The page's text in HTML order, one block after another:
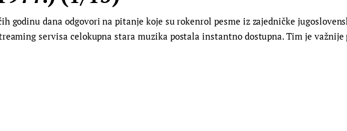
godinu dana odgovori na pitanje koje su rokenrol pesme iz zajedničke
servisa celokupna stara muzika postala instantno dostupna. Tim je